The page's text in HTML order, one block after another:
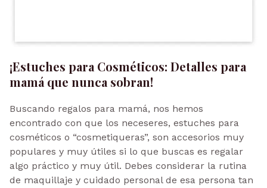
¡Estuches para Cosméticos: Detalles para
mamá que nunca sobran!
Buscando regalos para mamá, nos hemos
encontrado con que los neceseres, estuches para
cosméticos o “cosmetiqueras”, son accesorios muy
populares y muy útiles si lo que buscas es regalar
algo práctico y muy útil. Debes considerar la rutina
de maquillaje y cuidado personal de esa persona tan